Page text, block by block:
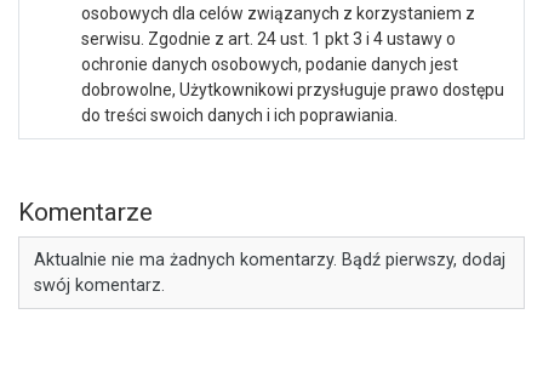
osobowych dla celów związanych z korzystaniem z
serwisu. Zgodnie z art. 24 ust. 1 pkt 3 i 4 ustawy o
ochronie danych osobowych, podanie danych jest
dobrowolne, Użytkownikowi przysługuje prawo dostępu
do treści swoich danych i ich poprawiania.
Komentarze
Aktualnie nie ma żadnych komentarzy. Bądź pierwszy, dodaj
swój komentarz.